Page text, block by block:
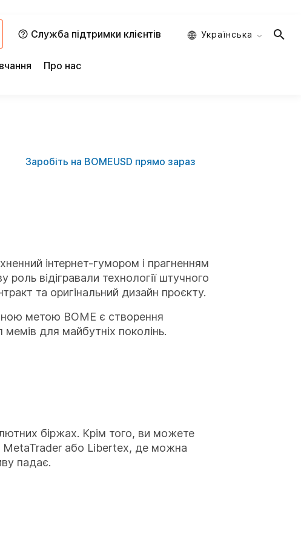
Служба підтримки клієнтів Украïнська
Про нас
Заробіть на BOMEUSD прямо зараз
інтернет-гумором і прагненням
відігравали технології штучного
та оригінальний дизайн проєкту.
метою BOME є створення
мемів для майбутніх поколінь.
біржах. Крім того, ви можете
MetaTrader або Libertex, де можна
падає.